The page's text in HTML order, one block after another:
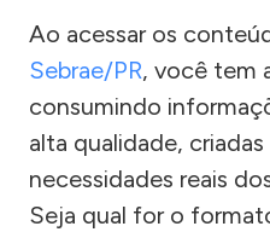
Ao acessar os
Sebrae/PR, você tem
consumindo
alta qualidade,
necessidades reais
Seja qual for o